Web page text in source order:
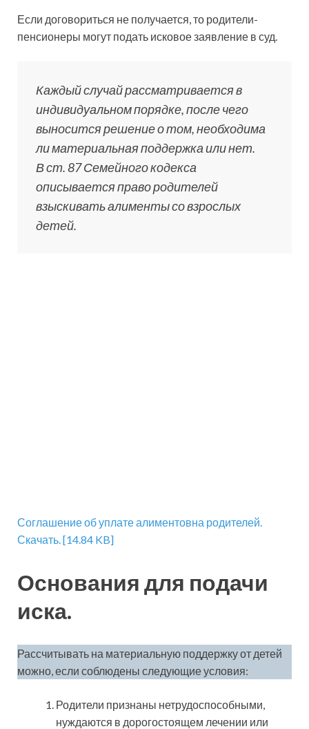
Если договориться не получается, то родители-
пенсионеры могут подать исковое заявление в суд.
Каждый случай рассматривается в
индивидуальном порядке, после чего
выносится решение о том, необходима
ли материальная поддержка или нет.
В ст. 87 Семейного кодекса
описывается право родителей
взыскивать алименты со взрослых
детей.
Соглашение об уплате алиментовна родителей.
Скачать. [14.84 KB]
Основания для подачи
иска.
Рассчитывать на материальную поддержку от детей
можно, если соблюдены следующие условия:
Родители признаны нетрудоспособными,
нуждаются в дорогостоящем лечении или